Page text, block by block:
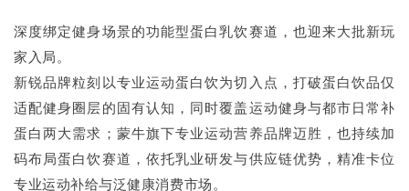
深度绑定健身场景的功能型蛋白乳饮赛道，也迎来大批新玩
家入局。
新锐品牌粒刻以专业运动蛋白饮为切入点，打破蛋白饮品仅
适配健身圈层的固有认知，同时覆盖运动健身与都市日常补
蛋白两大需求；蒙牛旗下专业运动营养品牌迈胜，也持续加
码布局蛋白饮赛道，依托乳业研发与供应链优势，精准卡位
专业运动补给与泛健康消费市场。